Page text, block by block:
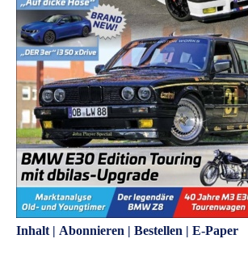
Inhalt | Abonnieren | Bestellen | E-Paper